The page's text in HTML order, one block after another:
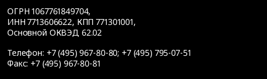
ОГРН 1067761849704,
ИНН 7713606622, КПП 771301001,
Основной ОКВЭД 62.02
Телефон: +7 (495) 967-80-80; +7 (495) 795-07-51
Факс: +7 (495) 967-80-81